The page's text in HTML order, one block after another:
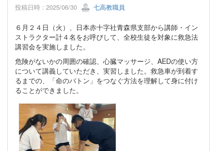
投稿日時 : 2025/06/30 七高教職員
６月２４日（火）、日本赤十字社青森県支部から講師・イン
ストラクター計４名をお呼びして、全校生徒を対象に救急法
講習会を実施しました。
危険がないかの周囲の確認、心臓マッサージ、AEDの使い方
について講義していただき、実習しました。救急車が到着す
るまでの、「命のバトン」をつなぐ方法を理解して身に付け
ることができました。